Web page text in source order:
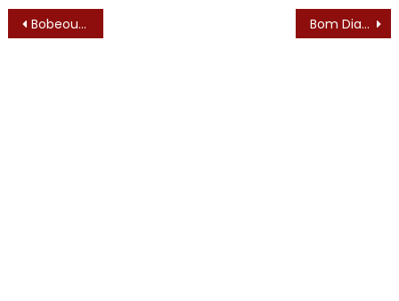
Bobeou Dançou (1989) – Letra do Tema de Abertura Bom Dia & Cia (1993)